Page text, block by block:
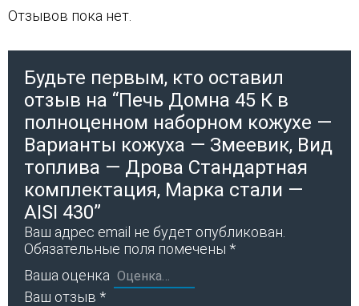
Отзывов пока нет.
Будьте первым, кто оставил
отзыв на “Печь Домна 45 К в
полноценном наборном кожухе —
Варианты кожуха — Змеевик, Вид
топлива — Дрова Стандартная
комплектация, Марка стали —
AISI 430”
Ваш адрес email не будет опубликован.
Обязательные поля помечены *
Ваша оценка
Ваш отзыв *